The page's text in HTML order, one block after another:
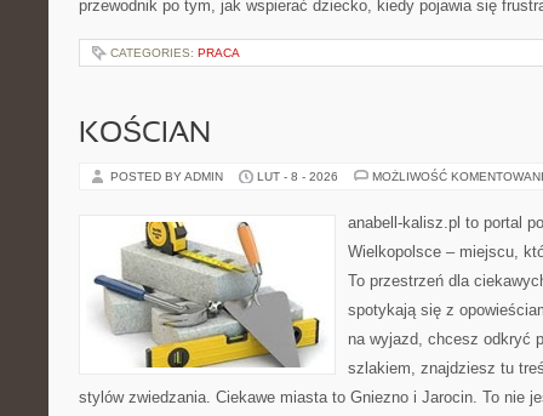
przewodnik po tym, jak wspierać dziecko, kiedy pojawia się
CATEGORIES: PRACA
KOŚCIAN
POSTED BY ADMIN LUT - 8 - 2026 MOŻLIWOŚĆ
anabell-kalisz.pl to portal
Wielkopolsce – miejscu,
To przestrzeń dla
spotykają się z
na wyjazd, chcesz odkryć
szlakiem, znajdziesz tu
stylów zwiedzania. Ciekawe miasta to Gniezno i Jarocin. To nie